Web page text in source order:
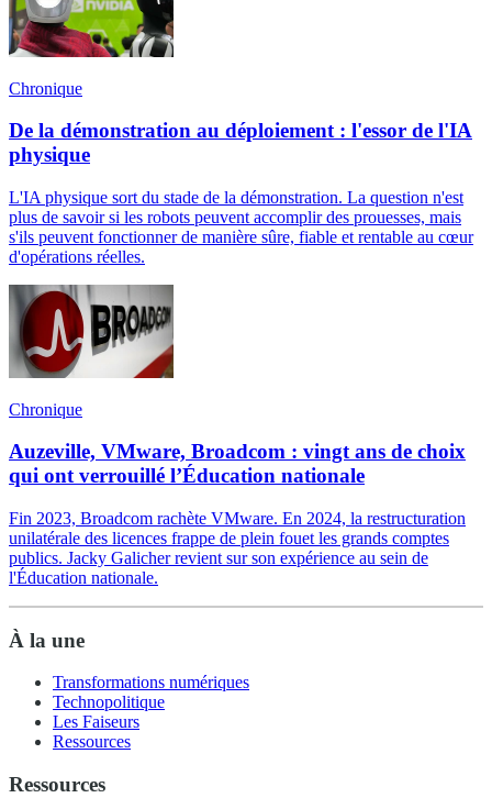
Chronique
De la démonstration au déploiement : l'essor de l'IA
physique
L'IA physique sort du stade de la démonstration. La question n'est
plus de savoir si les robots peuvent accomplir des prouesses, mais
s'ils peuvent fonctionner de manière sûre, fiable et rentable au cœur
d'opérations réelles.
Chronique
Auzeville, VMware, Broadcom : vingt ans de choix
qui ont verrouillé l’Éducation nationale
Fin 2023, Broadcom rachète VMware. En 2024, la restructuration
unilatérale des licences frappe de plein fouet les grands comptes
publics. Jacky Galicher revient sur son expérience au sein de
l'Éducation nationale.
À la une
Transformations numériques
Technopolitique
Les Faiseurs
Ressources
Ressources